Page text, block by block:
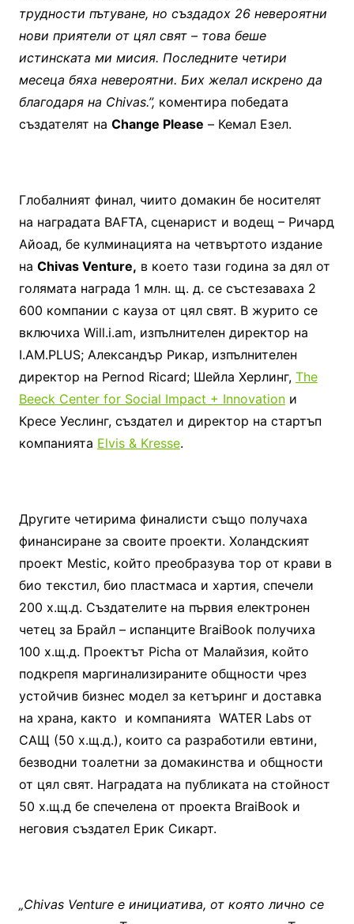
трудности пътуване, но създадох 26 невероятни
нови приятели от цял свят – това беше
истинската ми мисия. Последните четири
месеца бяха невероятни. Бих желал искрено да
благодаря на Chivas.”, коментира победата
създателят на Change Please – Кемал Езел.
Глобалният финал, чиито домакин бе носителят
на наградата BAFTA, сценарист и водещ – Ричард
Айоад, бе кулминацията на четвъртото издание
на Chivas Venture, в което тази година за дял от
голямата награда 1 млн. щ. д. се състезаваха 2
600 компании с кауза от цял свят. В журито се
включиха Will.i.am, изпълнителен директор на
I.AM.PLUS; Александър Рикар, изпълнителен
директор на Pernod Ricard; Шейла Херлинг, The
Beeck Center for Social Impact + Innovationи
Кресе Уеслинг, създател и директор на стартъп
компанията Elvis & Kresse.
Другите четирима финалисти също получаха
финансиране за своите проекти. Холандският
проект Mestic, който преобразува тор от крави в
био текстил, био пластмаса и хартия, спечели
200 х.щ.д. Създателите на първия електронен
четец за Брайл – испанците BraiBook получиха
100 х.щ.д. Проектът Picha от Малайзия, който
подкрепя маргинализираните общности чрез
устойчив бизнес модел за кетъринг и доставка
на храна, както и компанията WATER Labs от
САЩ (50 х.щ.д.), които са разработили евтини,
безводни тоалетни за домакинства и общности
от цял свят. Наградата на публиката на стойност
50 х.щ.д бе спечелена от проекта BraiBook и
неговия създател Ерик Сикарт.
„Chivas Venture е инициатива, от която лично се